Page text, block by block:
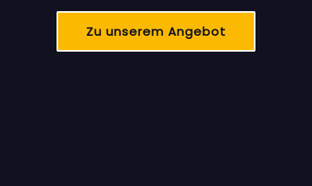
Zu unserem Angebot